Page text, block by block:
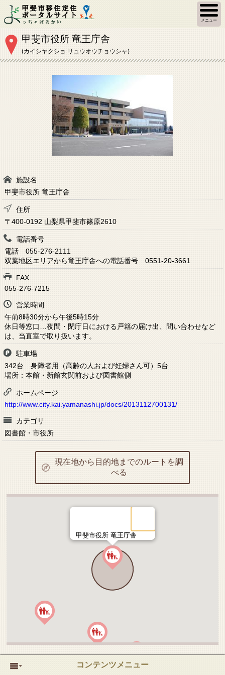
メニュー
甲斐市役所 竜王庁舎
(カイシヤクショ リュウオウチョウシャ)
施設名
甲斐市役所 竜王庁舎
住所
〒400-0192 山梨県甲斐市篠原2610
電話番号
電話 055-276-2111
双葉地区エリアから竜王庁舎への電話番号 0551-20-3661
FAX
055-276-7215
営業時間
午前8時30分から午後5時15分
休日等窓口…夜間・閉庁日における戸籍の届け出、問い合わせなど
は、当直室で取り扱います。
駐車場
342台 身障者用（高齢の人および妊婦さん可）5台
場所：本館・新館玄関前および図書館側
ホームページ
http://www.city.kai.yamanashi.jp/docs/2013112700131/
カテゴリ
図書館・市役所
現在地から目的地までのルートを調
べる
甲斐市役所 竜王庁舎
コンテンツメニュー